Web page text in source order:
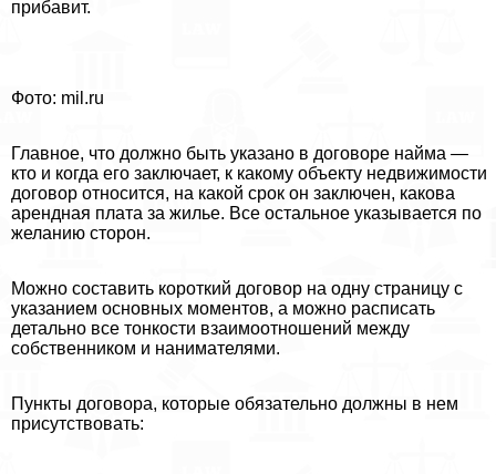
прибавит.
Фото: mil.ru
Главное, что должно быть указано в договоре найма —
кто и когда его заключает, к какому объекту недвижимости
договор относится, на какой срок он заключен, какова
арендная плата за жилье. Все остальное указывается по
желанию сторон.
Можно составить короткий договор на одну страницу с
указанием основных моментов, а можно расписать
детально все тонкости взаимоотношений между
собственником и нанимателями.
Пункты договора, которые обязательно должны в нем
присутствовать: